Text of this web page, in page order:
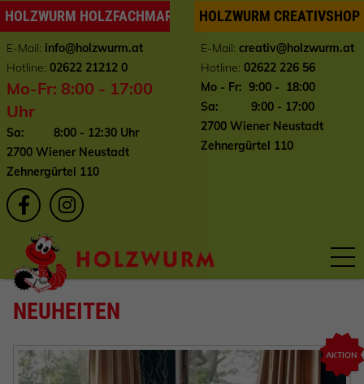
HOLZWURM HOLZFACHMARKT
E-Mail: info@holzwurm.at
Hotline: 02622 21212 0
Mo-Fr: 8:00 - 17:00
Uhr
Sa: 8:00 - 12:30 Uhr
2700 Wiener Neustadt
Zehnergürtel 110
HOLZWURM CREATIVSHOP
E-Mail: creativ@holzwurm.at
Hotline: 02622 226 56
Mo - Fr: 9:00 - 18:00
Sa: 9:00 - 17:00
2700 Wiener Neustadt
Zehnergürtel 110
NEUHEITEN
AKTION